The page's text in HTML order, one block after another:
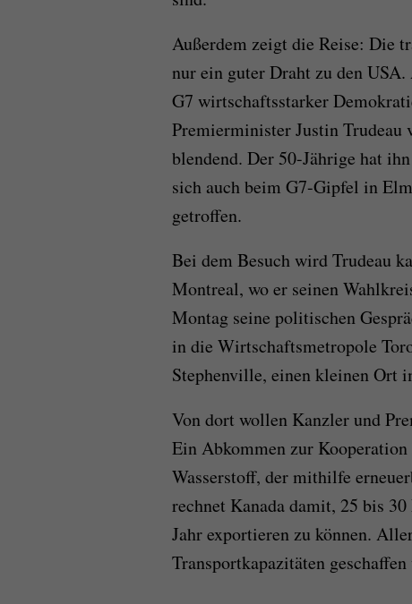
Außerdem zeigt die Reise: Die
nur ein guter Draht zu den
G7 wirtschaftsstarker
Premierminister Justin Trudeau
blendend. Der 50-Jährige hat
sich auch beim G7-Gipfel in
getroffen.
Bei dem Besuch wird Trudeau
Montreal, wo er seinen
Montag seine politischen
in die Wirtschaftsmetropole
Stephenville, einen kleinen Ort
Von dort wollen Kanzler und
Ein Abkommen zur
Wasserstoff, der mithilfe
rechnet Kanada damit, 25 bis
Jahr exportieren zu können.
Transportkapazitäten geschaffen